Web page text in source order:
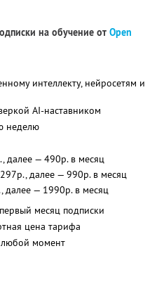
на обучение от Open
интеллекту, нейросетям и
AI-наставником
неделю
далее — 490р. в месяц
далее — 990р. в месяц
далее — 1990р. в месяц
месяц подписки
цена тарифа
момент